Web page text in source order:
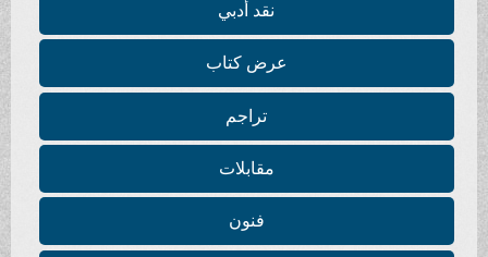
نقد أدبي
عرض كتاب
تراجم
مقابلات
فنون